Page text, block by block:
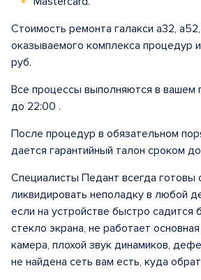
Стоимость ремонта галакси а32,
оказываемого комплекса процедур
руб.
Все процессы выполняются в вашем
до 22:00 .
После процедур в обязательном
дается гарантийный талон сроком
Специалисты Педант всегда готовы
ликвидировать неполадку в любой
если на устройстве быстро садится
стекло экрана, не работает
камера, плохой звук динамиков,
не найдена сеть вам есть, куда